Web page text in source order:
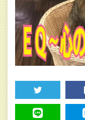
TWEET SHARE